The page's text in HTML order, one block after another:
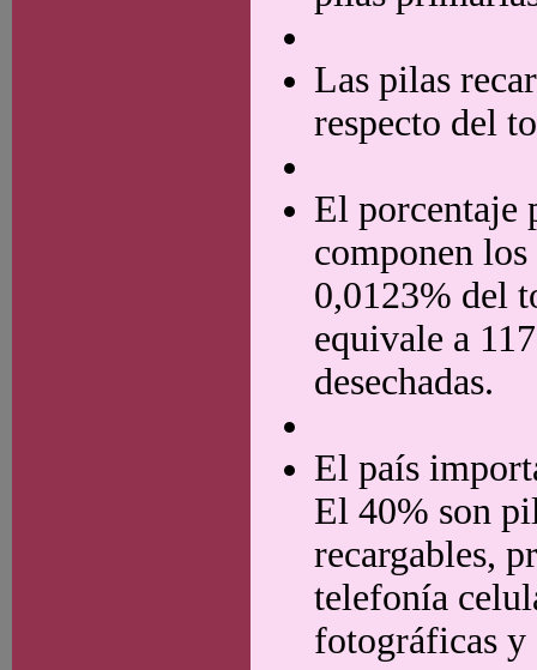
Las pilas
respecto del
El porcentaje
componen
0,0123% del
equivale a
desechadas.
El país
El 40% son
recargables,
telefonía
fotográficas y